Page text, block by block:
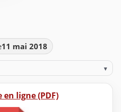
11 mai 2018
▾
ligne (PDF)